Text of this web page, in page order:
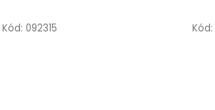
Kód: 092315 Kód: